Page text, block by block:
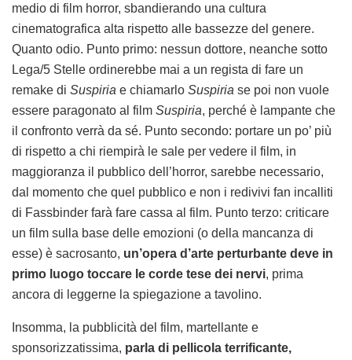
medio di film horror, sbandierando una cultura
cinematografica alta rispetto alle bassezze del genere.
Quanto odio. Punto primo: nessun dottore, neanche sotto
Lega/5 Stelle ordinerebbe mai a un regista di fare un
remake di Suspiria e chiamarlo Suspiria se poi non vuole
essere paragonato al film Suspiria, perché è lampante che
il confronto verrà da sé. Punto secondo: portare un po’ più
di rispetto a chi riempirà le sale per vedere il film, in
maggioranza il pubblico dell’horror, sarebbe necessario,
dal momento che quel pubblico e non i redivivi fan incalliti
di Fassbinder farà fare cassa al film. Punto terzo: criticare
un film sulla base delle emozioni (o della mancanza di
esse) è sacrosanto, un’opera d’arte perturbante deve in
primo luogo toccare le corde tese dei nervi, prima
ancora di leggerne la spiegazione a tavolino.
Insomma, la pubblicità del film, martellante e
sponsorizzatissima, parla di pellicola terrificante,